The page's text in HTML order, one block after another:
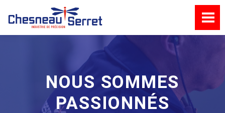
NOUS SOMMES
PASSIONNÉS